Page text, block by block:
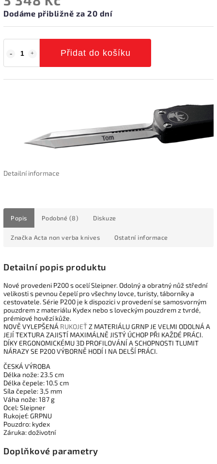
Dodáme přibližně za 20 dní
Přidat do košíku
Detailní informace
Popis Podobné (8) Diskuze
Značka Acta non verba knives Ostatní informace
Detailní popis produktu
Nové provedeni P200 s ocelí Sleipner. Odolný a obratný nůž střední
velikosti s pevnou čepelí pro všechny lovce, turisty, táborníky a
cestovatele. Série P200 je k dispozici v provedení se samosvorným
pouzdrem z materiálu Kydex nebo s loveckým pouzdrem z tvrdé,
prémiové hovězí kůže.
NOVĚ VYLEPŠENÁ RUKOJEŤZ MATERIÁLU GRNP JE VELMI ODOLNÁ A
JEJÍ TEXTURA ZAJISTÍ MAXIMÁLNĚ JISTÝ ÚCHOP PŘI KAŽDÉ PRÁCI.
DÍKY ERGONOMICKÉMU 3D PROFILOVÁNÍ A SCHOPNOSTI TLUMIT
NÁRAZY SE P200 VÝBORNĚ HODÍ I NA DELŠÍ PRÁCI.
ČESKÁ VÝROBA
Délka nože: 23.5 cm
Délka čepele: 10.5 cm
Síla čepele: 3,5 mm
Váha nože: 187 g
Ocel: Sleipner
Rukojeť: GRPNU
Pouzdro: kydex
Záruka: doživotní
Doplňkové parametry